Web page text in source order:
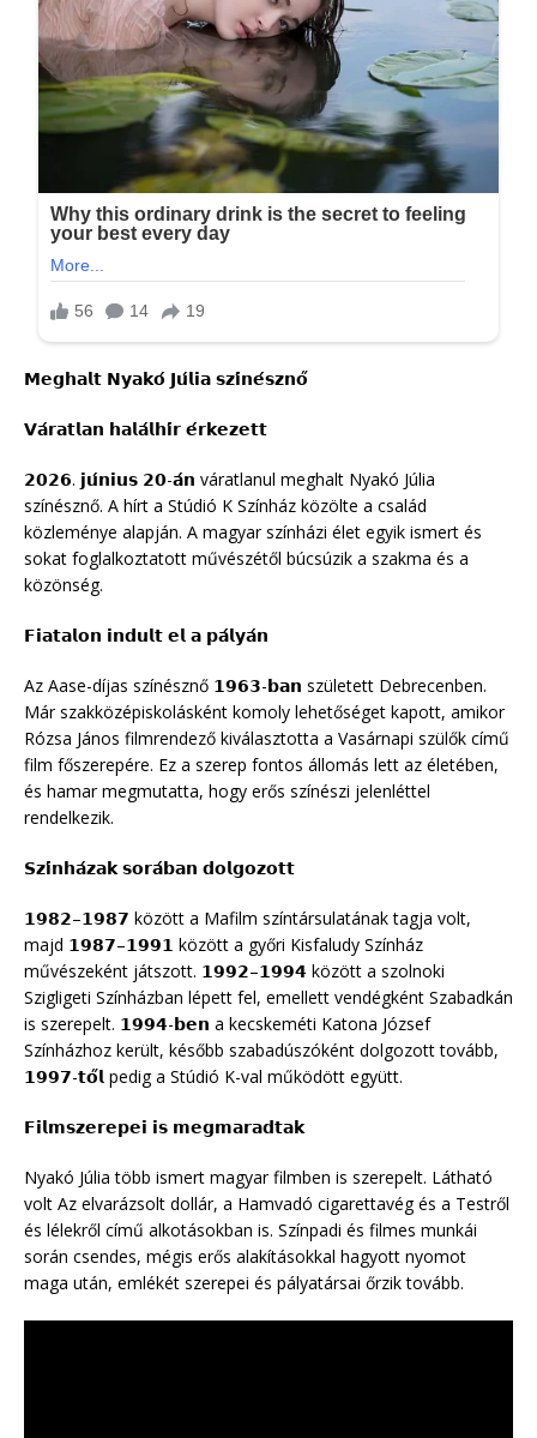
𝗠𝗲𝗴𝗵𝗮𝗹𝘁 𝗡𝘆𝗮𝗸𝗼́ 𝗝𝘂́𝗹𝗶𝗮 𝘀𝘇𝗶́𝗻𝗲́𝘀𝘇𝗻𝗼̋
𝗩𝗮́𝗿𝗮𝘁𝗹𝗮𝗻 𝗵𝗮𝗹𝗮́𝗹𝗵𝗶́𝗿 𝗲́𝗿𝗸𝗲𝘇𝗲𝘁𝘁
𝟮𝟬𝟮𝟲. 𝗷𝘂́𝗻𝗶𝘂𝘀 𝟮𝟬-𝗮́𝗻 váratlanul meghalt Nyakó Júlia
színésznő. A hírt a Stúdió K Színház közölte a család
közleménye alapján. A magyar színházi élet egyik ismert és
sokat foglalkoztatott művészétől búcsúzik a szakma és a
közönség.
𝗙𝗶𝗮𝘁𝗮𝗹𝗼𝗻 𝗶𝗻𝗱𝘂𝗹𝘁 𝗲𝗹 𝗮 𝗽𝗮́𝗹𝘆𝗮́𝗻
Az Aase-díjas színésznő 𝟭𝟵𝟲𝟯-𝗯𝗮𝗻 született Debrecenben.
Már szakközépiskolásként komoly lehetőséget kapott, amikor
Rózsa János filmrendező kiválasztotta a Vasárnapi szülők című
film főszerepére. Ez a szerep fontos állomás lett az életében,
és hamar megmutatta, hogy erős színészi jelenléttel
rendelkezik.
𝗦𝘇𝗶́𝗻𝗵𝗮́𝘇𝗮𝗸 𝘀𝗼𝗿𝗮́𝗯𝗮𝗻 𝗱𝗼𝗹𝗴𝗼𝘇𝗼𝘁𝘁
𝟭𝟵𝟴𝟮–𝟭𝟵𝟴𝟳 között a Mafilm színtársulatának tagja volt,
majd 𝟭𝟵𝟴𝟳–𝟭𝟵𝟵𝟭 között a győri Kisfaludy Színház
művészeként játszott. 𝟭𝟵𝟵𝟮–𝟭𝟵𝟵𝟰 között a szolnoki
Szigligeti Színházban lépett fel, emellett vendégként Szabadkán
is szerepelt. 𝟭𝟵𝟵𝟰-𝗯𝗲𝗻 a kecskeméti Katona József
Színházhoz került, később szabadúszóként dolgozott tovább,
𝟭𝟵𝟵𝟳-𝘁𝗼̋𝗹 pedig a Stúdió K-val működött együtt.
𝗙𝗶𝗹𝗺𝘀𝘇𝗲𝗿𝗲𝗽𝗲𝗶 𝗶𝘀 𝗺𝗲𝗴𝗺𝗮𝗿𝗮𝗱𝘁𝗮𝗸
Nyakó Júlia több ismert magyar filmben is szerepelt. Látható
volt Az elvarázsolt dollár, a Hamvadó cigarettavég és a Testről
és lélekről című alkotásokban is. Színpadi és filmes munkái
során csendes, mégis erős alakításokkal hagyott nyomot
maga után, emlékét szerepei és pályatársai őrzik tovább.